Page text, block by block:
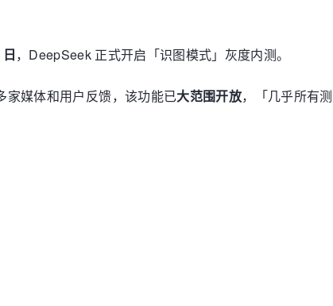
，DeepSeek 正式开启「识图模式」灰度内测。
家媒体和用户反馈，该功能已大范围开放，「几乎所有